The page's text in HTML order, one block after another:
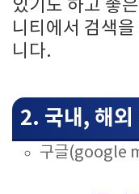
있기도 하고 좋
니티에서 검색
니다.
2. 국내, 해외
구글(google